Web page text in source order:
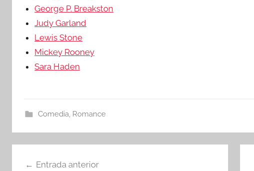
George P. Breakston
Judy Garland
Lewis Stone
Mickey Rooney
Sara Haden
Comedia, Romance
Navegación
Entrada anterior